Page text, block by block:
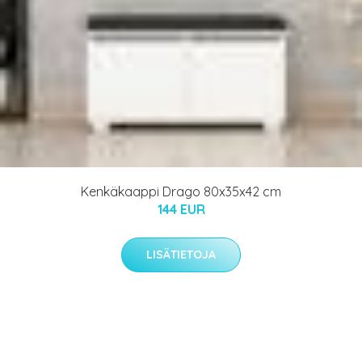
Kenkäkaappi Drago 80x35x42 cm
144 EUR
LISÄTIETOJA